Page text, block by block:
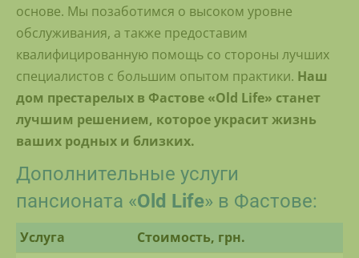
основе. Мы позаботимся о высоком уровне
обслуживания, а также предоставим
квалифицированную помощь со стороны лучших
специалистов с большим опытом практики. Наш
дом престарелых в Фастове «Old Life» станет
лучшим решением, которое украсит жизнь
ваших родных и близких.
Дополнительные услуги
пансионата «Old Life» в Фастове:
Услуга
Стоимость, грн.